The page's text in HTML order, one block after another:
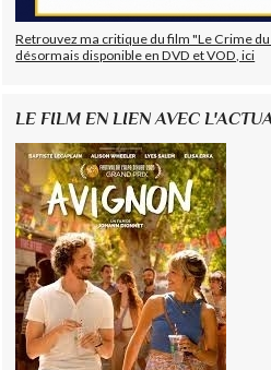
Retrouvez ma critique du film "Le Crime
désormais disponible en DVD et VOD, ici
LE FILM EN LIEN AVEC